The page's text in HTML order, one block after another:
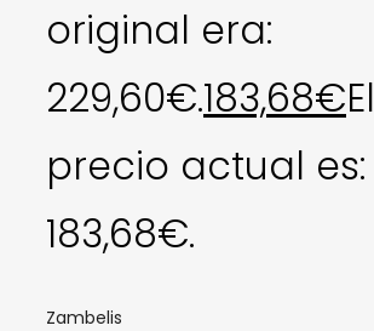
original era:
229,60€.183,68€El
precio actual es:
183,68€.
Zambelis